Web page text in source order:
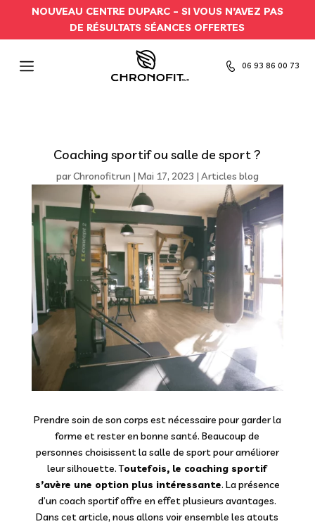
NOUVEAU CENTRE DUPARC – SI VOUS N’AVEZ PAS
DE RÉSULTATS SÉANCES OFFERTES
06 93 86 00 73
Coaching sportif ou salle de sport ?
parChronofitrun | Mai 17, 2023 | Articles blog
Prendre soin de son corps est nécessaire pour garder la
forme et rester en bonne santé. Beaucoup de
personnes choisissent la salle de sport pour améliorer
leur silhouette. Toutefois, le coaching sportif
s’avère une option plus intéressante. La présence
d’un coach sportif offre en effet plusieurs avantages.
Dans cet article, nous allons voir ensemble les atouts